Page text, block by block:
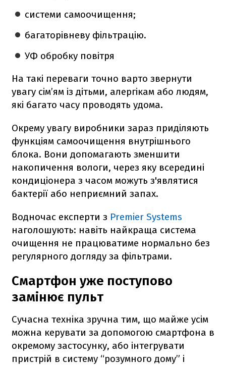
системи самоочищення;
багаторівневу фільтрацію.
УФ обробку повітря
На такі переваги точно варто звернути
увагу сім’ям із дітьми, алергікам або людям,
які багато часу проводять удома.
Окрему увагу виробники зараз приділяють
функціям самоочищення внутрішнього
блока. Вони допомагають зменшити
накопичення вологи, через яку всередині
кондиціонера з часом можуть з'являтися
бактерії або неприємний запах.
Водночас експерти з Premier Systems
наголошують: навіть найкраща система
очищення не працюватиме нормально без
регулярного догляду за фільтрами.
Смартфон уже поступово
замінює пульт
Сучасна техніка зручна тим, що майже усім
можна керувати за допомогою смартфона в
окремому застосунку, або інтегрувати
пристрій в систему “розумного дому” і